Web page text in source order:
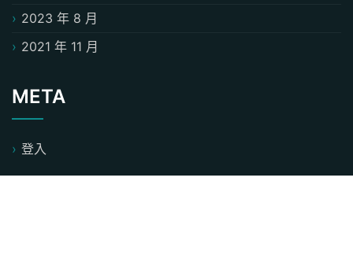
2023 年 8 月
2021 年 11 月
META
登入